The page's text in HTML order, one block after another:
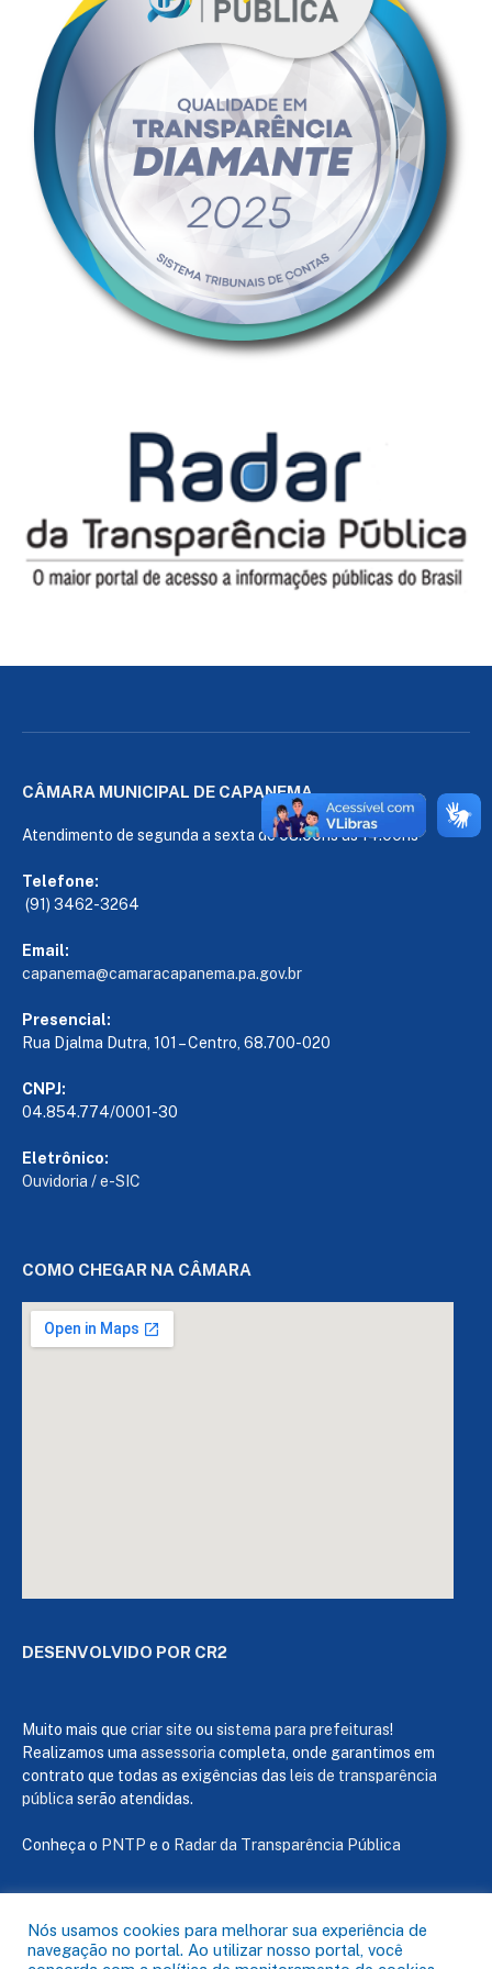
CÂMARA MUNICIPAL DE CAPANEMA
Atendimento de segunda a sexta de 08:00hs às 14:00hs
Telefone:
(91) 3462-3264
Email:
capanema@camaracapanema.pa.gov.br
Presencial:
Rua Djalma Dutra, 101 – Centro, 68.700-020
CNPJ:
04.854.774/0001-30
Eletrônico:
Ouvidoria /e-SIC
COMO CHEGAR NA CÂMARA
DESENVOLVIDO POR CR2
Muito mais que criar site ou sistema para prefeituras!
Realizamos uma assessoria completa, onde garantimos em
contrato que todas as exigências das leis de transparência
pública serão atendidas.
Conheça o PNTP e o Radar da Transparência Pública
Todos os direitos reservados a Câmara de Capanema
Nós usamos cookies para melhorar sua experiência de
navegação no portal. Ao utilizar nosso portal, você